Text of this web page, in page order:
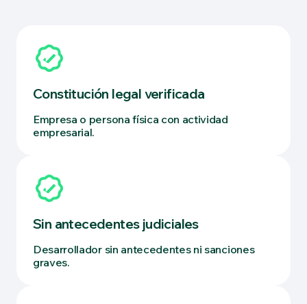
Constitución legal verificada
Empresa o persona física con actividad
empresarial.
Sin antecedentes judiciales
Desarrollador sin antecedentes ni sanciones
graves.